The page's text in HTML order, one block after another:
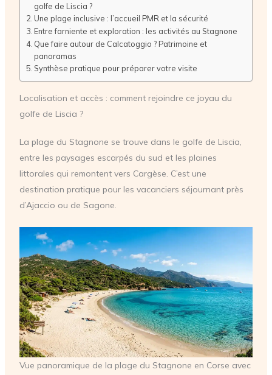
golfe de Liscia ?
Une plage inclusive : l’accueil PMR et la sécurité
Entre farniente et exploration : les activités au Stagnone
Que faire autour de Calcatoggio ? Patrimoine et
panoramas
Synthèse pratique pour préparer votre visite
Localisation et accès : comment rejoindre ce joyau du
golfe de Liscia ?
La plage du Stagnone se trouve dans le golfe de Liscia,
entre les paysages escarpés du sud et les plaines
littorales qui remontent vers Cargèse. C’est une
destination pratique pour les vacanciers séjournant près
d’Ajaccio ou de Sagone.
Vue panoramique de la plage du Stagnone en Corse avec